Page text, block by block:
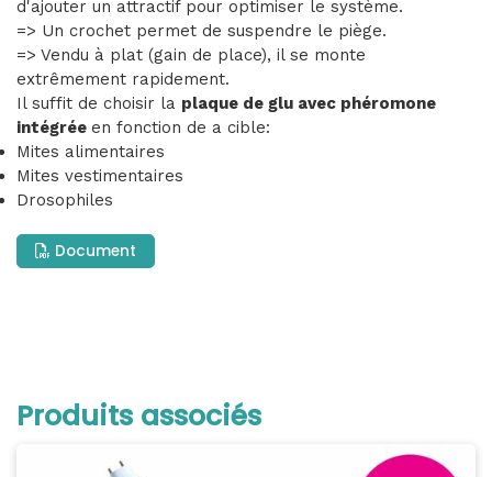
d'ajouter un attractif pour optimiser le système.
=> Un crochet permet de suspendre le piège.
=> Vendu à plat (gain de place), il se monte
extrêmement rapidement.
Il suffit de choisir la plaque de glu avec phéromone
intégrée en fonction de a cible:
Mites alimentaires
Mites vestimentaires
Drosophiles
Document
Produits associés